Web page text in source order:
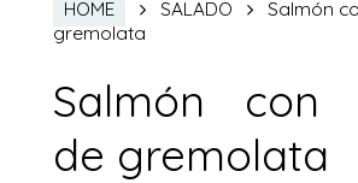
HOME SALADO
Salmón
gremolata
Salmón con
de gremolata